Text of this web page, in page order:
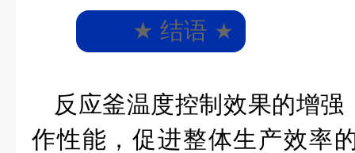
★ 结语 ★
反应釜温度控制效果的增
作性能，促进整体生产效率